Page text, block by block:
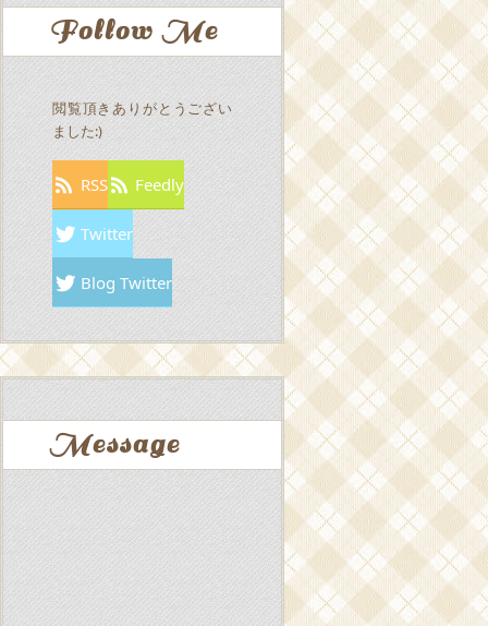
Follow Me
閲覧頂きありがとうござい
ました:)
RSS Feedly
Twitter
Blog Twitter
Message